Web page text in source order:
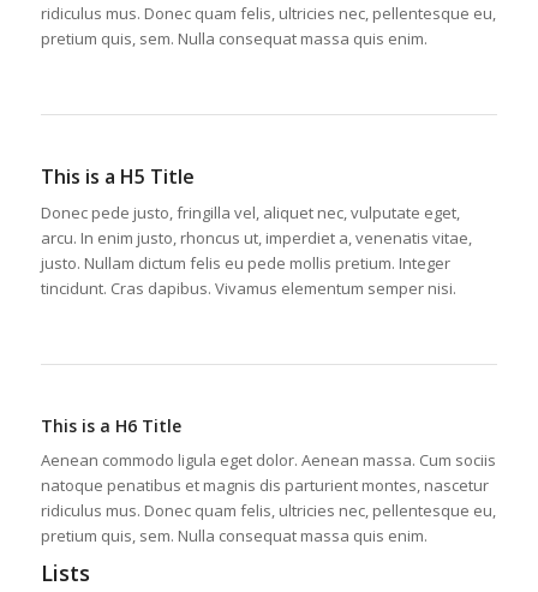
ridiculus mus. Donec quam felis, ultricies nec, pellentesque eu,
pretium quis, sem. Nulla consequat massa quis enim.
This is a H5 Title
Donec pede justo, fringilla vel, aliquet nec, vulputate eget,
arcu. In enim justo, rhoncus ut, imperdiet a, venenatis vitae,
justo. Nullam dictum felis eu pede mollis pretium. Integer
tincidunt. Cras dapibus. Vivamus elementum semper nisi.
This is a H6 Title
Aenean commodo ligula eget dolor. Aenean massa. Cum sociis
natoque penatibus et magnis dis parturient montes, nascetur
ridiculus mus. Donec quam felis, ultricies nec, pellentesque eu,
pretium quis, sem. Nulla consequat massa quis enim.
Lists